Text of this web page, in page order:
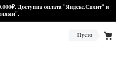
Доступна оплата "Яндекс.Сплит" и
Пусто